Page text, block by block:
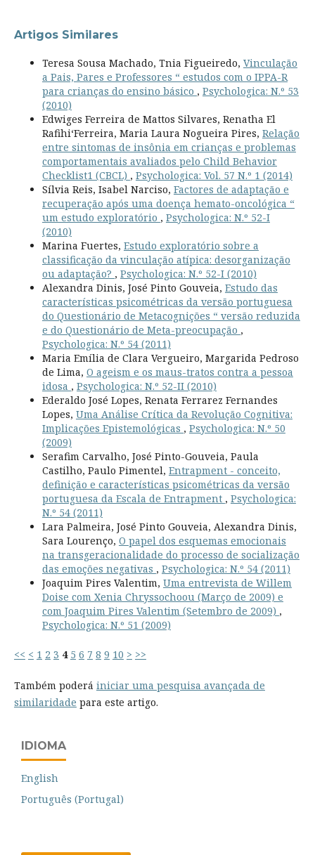
Artigos Similares
Teresa Sousa Machado, Tnia Figueiredo, Vinculação
a Pais, Pares e Professores “ estudos com o IPPA-R
para crianças do ensino básico , Psychologica: N.º 53
(2010)
Edwiges Ferreira de Mattos Silvares, Renatha El
Rafihi‘Ferreira, Maria Laura Nogueira Pires, Relação
entre sintomas de insônia em crianças e problemas
comportamentais avaliados pelo Child Behavior
Checklist1 (CBCL) , Psychologica: Vol. 57 N.º 1 (2014)
Sílvia Reis, Isabel Narciso, Factores de adaptação e
recuperação após uma doença hemato-oncológica “
um estudo exploratório , Psychologica: N.º 52-I
(2010)
Marina Fuertes, Estudo exploratório sobre a
classificação da vinculação atípica: desorganização
ou adaptação? , Psychologica: N.º 52-I (2010)
Alexandra Dinis, José Pinto Gouveia, Estudo das
características psicométricas da versão portuguesa
do Questionário de Metacognições “ versão reduzida
e do Questionário de Meta-preocupação ,
Psychologica: N.º 54 (2011)
Maria Emília de Clara Vergueiro, Margarida Pedroso
de Lima, O ageism e os maus-tratos contra a pessoa
idosa , Psychologica: N.º 52-II (2010)
Ederaldo José Lopes, Renata Ferrarez Fernandes
Lopes, Uma Análise Crítica da Revolução Cognitiva:
Implicações Epistemológicas , Psychologica: N.º 50
(2009)
Serafim Carvalho, José Pinto-Gouveia, Paula
Castilho, Paulo Pimentel, Entrapment - conceito,
definição e características psicométricas da versão
portuguesa da Escala de Entrapment , Psychologica:
N.º 54 (2011)
Lara Palmeira, José Pinto Gouveia, Alexandra Dinis,
Sara Lourenço, O papel dos esquemas emocionais
na transgeracionalidade do processo de socialização
das emoções negativas , Psychologica: N.º 54 (2011)
Joaquim Pires Valentim, Uma entrevista de Willem
Doise com Xenia Chryssochoou (Março de 2009) e
com Joaquim Pires Valentim (Setembro de 2009) ,
Psychologica: N.º 51 (2009)
<< < 1 2 3 4 5 6 7 8 9 10 > >>
Também poderá iniciar uma pesquisa avançada de
similaridade para este artigo.
IDIOMA
English
Português (Portugal)